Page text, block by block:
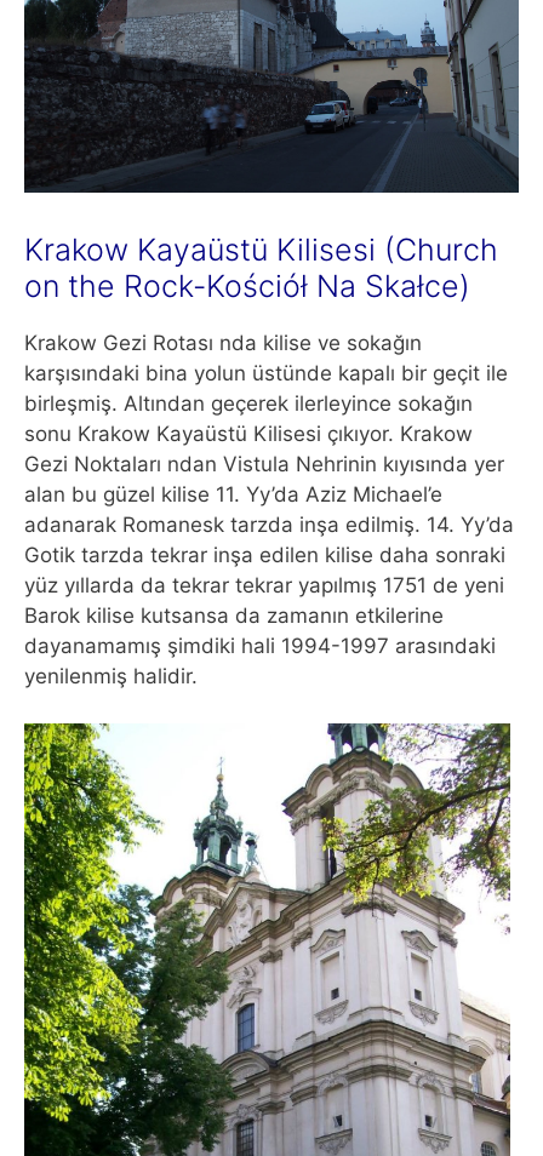
Krakow Kayaüstü Kilisesi (Church
on the Rock-Kościół Na Skałce)
Krakow Gezi Rotası nda kilise ve sokağın
karşısındaki bina yolun üstünde kapalı bir geçit ile
birleşmiş. Altından geçerek ilerleyince sokağın
sonu Krakow Kayaüstü Kilisesi çıkıyor. Krakow
Gezi Noktaları ndan Vistula Nehrinin kıyısında yer
alan bu güzel kilise 11. Yy’da Aziz Michael’e
adanarak Romanesk tarzda inşa edilmiş. 14. Yy’da
Gotik tarzda tekrar inşa edilen kilise daha sonraki
yüz yıllarda da tekrar tekrar yapılmış 1751 de yeni
Barok kilise kutsansa da zamanın etkilerine
dayanamamış şimdiki hali 1994-1997 arasındaki
yenilenmiş halidir.